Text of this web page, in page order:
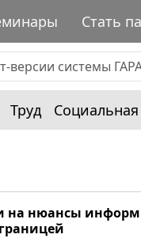
Стать
Труд
на нюансы